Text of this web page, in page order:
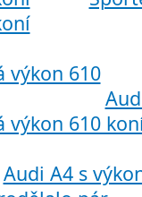
výkon 610
Audi A4 s